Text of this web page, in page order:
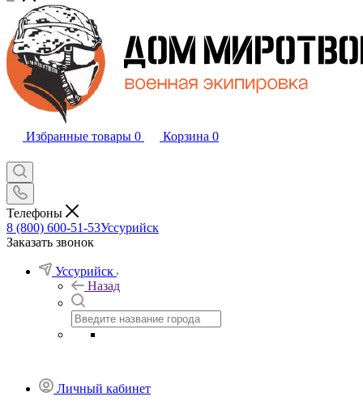
Избранные товары 0 Корзина 0
Телефоны
8 (800) 600-51-53Уссурийск
Заказать звонок
Уссурийск
Назад
Личный кабинет